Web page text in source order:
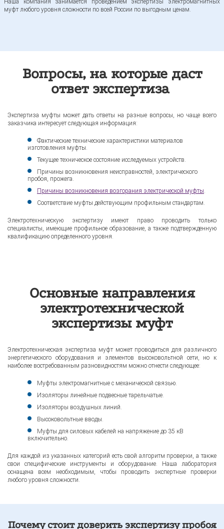
муфт любого уровня сложности по всей России по выгодным ценам.
Вопросы, на которые даст
ответ экспертиза
Экспертиза муфты может дать ответы на разные вопросы, но чаще всего
заказчика интересует следующая информация:
Фактические технические характеристики материалов
изготовления муфты.
Текущее техническое состояние исследуемых устройств.
Причины возникновения неисправностей, электрического
пробоя, прожега.
Причины возникновения возгорания электрической муфты
Соответствие муфты действующим профильным стандартам.
Электротехническую экспертизу имеют право проводить только
специалисты, имеющие профильное образование, а также подтвержденную
квалификацию определенного уровня.
Основные направления
электротехнической
экспертизы муфт
Электротехническая экспертиза муфт может проводиться для различного
энергетического оборудования и элементов высоковольтной сети, но к
наиболее востребованным разновидностям можно отнести следующее:
Муфты электромагнитные с механической связью.
Изоляторы линейные подвесные тарельчатые.
Изоляторы воздушных линий.
Высоковольтные вводы.
Муфты для силовых кабелей на напряжение до 35 кВ
включительно.
Для каждой из указанных категорий есть свой алгоритм проверки, а также
свои специфические инструменты и оборудование. Наша лаборатория
оснащена всем необходимым, чтобы проводить экспертные проверки
любого уровня сложности.
Почему стоит доверить экспертизу пробоя